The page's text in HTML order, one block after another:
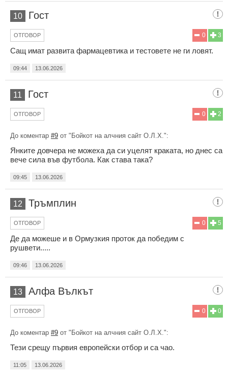
10 Гост
3
0
ОТГОВОР
Сащ имат развита фармацевтика и тестовете не ги ловят.
09:44 13.06.2026
11 Гост
2
0
ОТГОВОР
До коментар #9 от "Бойкот на алчния сайт О.Л.Х.":
Янките довчера не можеха да си уцелят краката, но днес са
вече сила във футбола. Как става така?
09:45 13.06.2026
12 Тръмплин
5
0
ОТГОВОР
Де да можеше и в Ормузкия проток да победим с
рушвети.....
09:46 13.06.2026
13 Aлфа Вълкът
0
0
ОТГОВОР
До коментар #9 от "Бойкот на алчния сайт О.Л.Х.":
Тези срещу първия европейски отбор и са чао.
11:05 13.06.2026